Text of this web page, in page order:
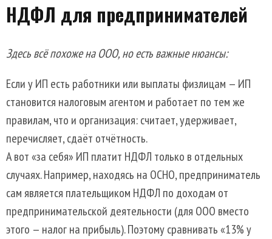
НДФЛ для предпринимателей
Здесь всё похоже на ООО, но есть важные нюансы:
Если у ИП есть работники или выплаты физлицам — ИП
становится налоговым агентом и работает по тем же
правилам, что и организация: считает, удерживает,
перечисляет, сдаёт отчётность.
А вот «за себя» ИП платит НДФЛ только в отдельных
случаях. Например, находясь на ОСНО, предприниматель
сам является плательщиком НДФЛ по доходам от
предпринимательской деятельности (для ООО вместо
этого — налог на прибыль). Поэтому сравнивать «13% у